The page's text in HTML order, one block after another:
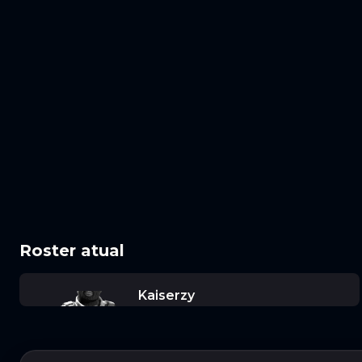
Roster atual
Kaiserzy